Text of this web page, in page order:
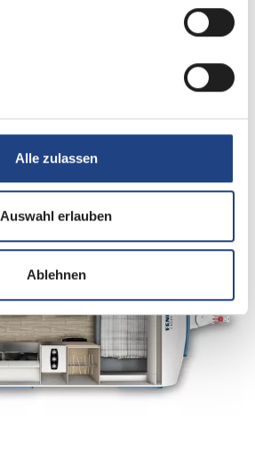
Alle zulassen
Auswahl erlauben
Ablehnen
Doppel-/franz. Bett, Etagenbett